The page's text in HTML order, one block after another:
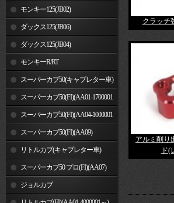
モンキー125(JB02)
ダックス125(JB06)
ダックス125(JB04)
モンキーR/RT
スーパーカブ50(キャブレター車)
スーパーカブ50(FI)(AA01-1700001
～) スーパーカブ50(FI)(AA04-1000001
～) スーパーカブ50(FI)(AA09)
リトルカブ(キャブレター車)
スーパーカブ50 プロ(FI)(AA07)
ジョルカブ
クラッチ
アルミ削り
ド(